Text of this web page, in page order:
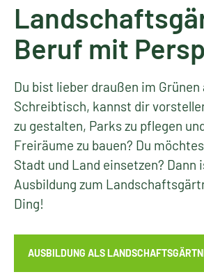
Beruf mit
Du bist lieber draußen im Grünen
Schreibtisch, kannst dir
zu gestalten, Parks zu pflegen
Freiräume zu bauen? Du
Stadt und Land einsetzen? Dann
Ausbildung zum
Ding!
AUSBILDUNG ALS